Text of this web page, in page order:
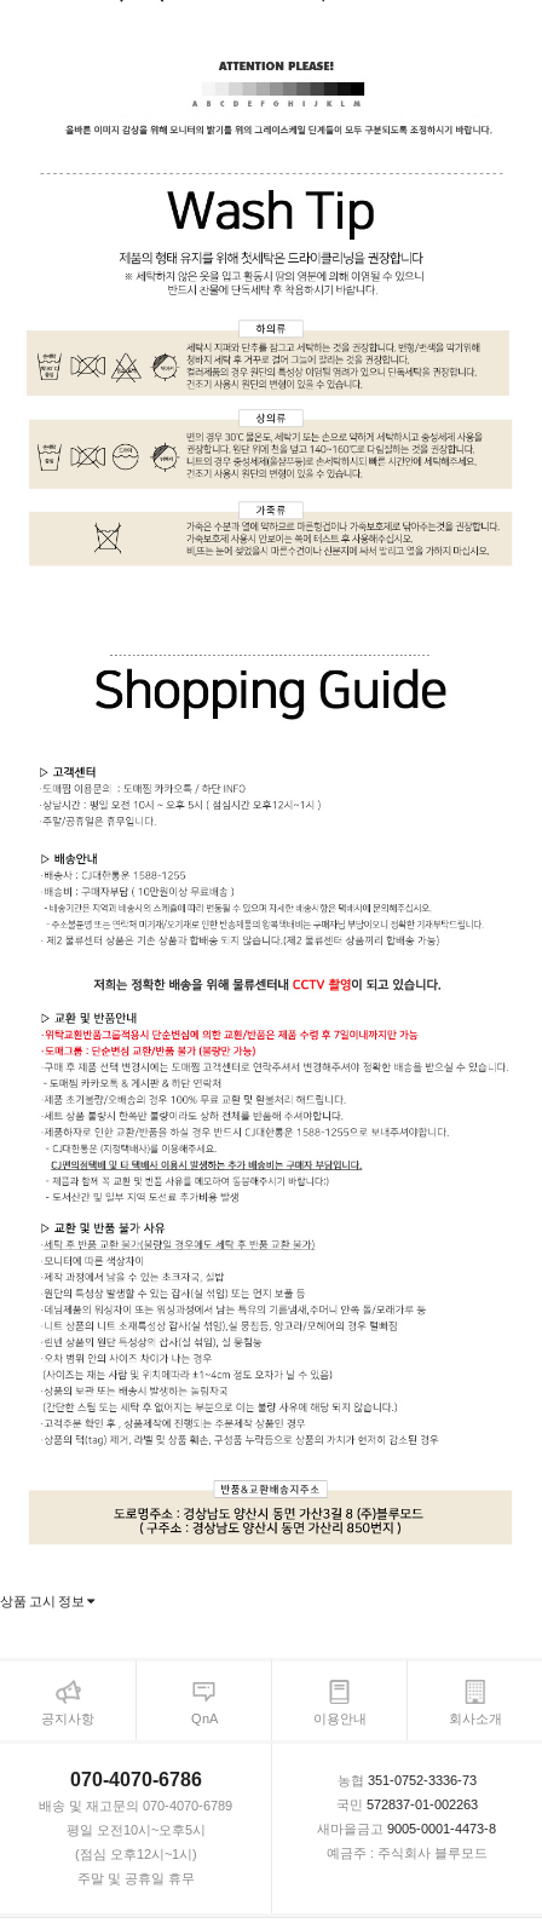
상품 고시 정보
공지사항 QnA 이용안내 회사소개
070-4070-6786
배송 및 재고문의 070-4070-6789
평일 오전10시~오후5시
(점심 오후12시~1시)
주말 및 공휴일 휴무
농협 351-0752-3336-73
국민 572837-01-002263
새마을금고 9005-0001-4473-8
예금주 : 주식회사 블루모드